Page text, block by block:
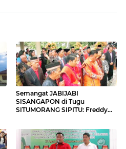
Semangat JABIJABI
SISANGAPON di Tugu
SITUMORANG SIPITU: Freddy